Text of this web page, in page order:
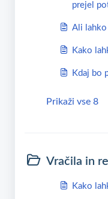
prejel
Ali lahko
Kako
Kdaj bo
Prikaži vse 8
Vračila in
Kako